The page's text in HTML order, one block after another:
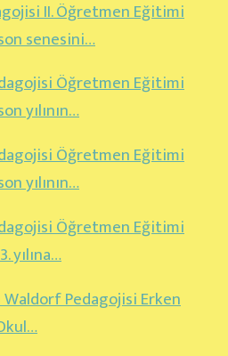
II. Öğretmen Eğitimi
senesini…
Öğretmen Eğitimi
yılının…
Öğretmen Eğitimi
yılının…
Öğretmen Eğitimi
yılına…
Waldorf Pedagojisi Erken